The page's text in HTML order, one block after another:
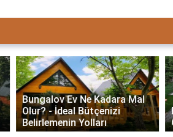
Bungalov Ev Ne Kadara Mal
Olur? - İdeal Bütçenizi
Belirlemenin Yolları